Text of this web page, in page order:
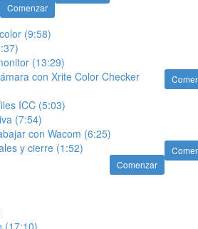
Comenzar
(9:58)
(13:29)
con Xrite Color Checker
ICC (5:03)
(7:54)
con Wacom (6:25)
y cierre (1:52)
Comenzar
(17:10)